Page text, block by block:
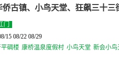
侨古镇、小鸟天堂、狂飙三十三
门
15 08/22 08/29
碉楼 康桥温泉度假村 小鸟天堂 新会小鸟